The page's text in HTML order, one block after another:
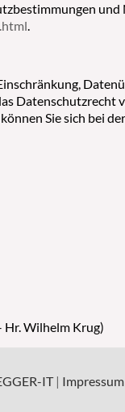
.
Datenschutzrecht
Sie sich bei
Wilhelm Krug)
IT|